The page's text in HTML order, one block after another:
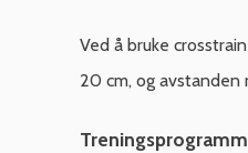
Ved å bruke
20 cm, og